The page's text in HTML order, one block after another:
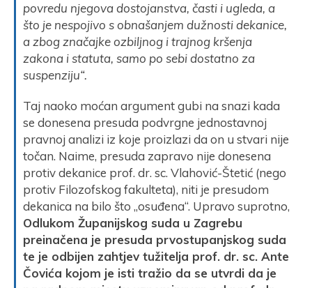
povredu njegova dostojanstva, časti i ugleda, a
što je nespojivo s obnašanjem dužnosti dekanice,
a zbog značajke ozbiljnog i trajnog kršenja
zakona i statuta, samo po sebi dostatno za
suspenziju“.
Taj naoko moćan argument gubi na snazi kada
se donesena presuda podvrgne jednostavnoj
pravnoj analizi iz koje proizlazi da on u stvari nije
točan. Naime, presuda zapravo nije donesena
protiv dekanice prof. dr. sc. Vlahović-Štetić (nego
protiv Filozofskog fakulteta), niti je presudom
dekanica na bilo što „osuđena“. Upravo suprotno,
Odlukom Županijskog suda u Zagrebu
preinačena je presuda prvostupanjskog suda
te je odbijen zahtjev tužitelja prof. dr. sc. Ante
Čovića kojom je isti tražio da se utvrdi da je